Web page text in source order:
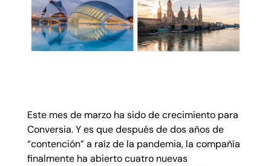
Este mes de marzo ha sido de crecimiento para
Conversia. Y es que después de dos años de
“contención” a raíz de la pandemia, la compañía
finalmente ha abierto cuatro nuevas